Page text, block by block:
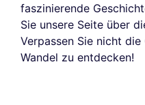
faszinierende
Sie unsere Seite über
Verpassen Sie nicht die
Wandel zu entdecken!